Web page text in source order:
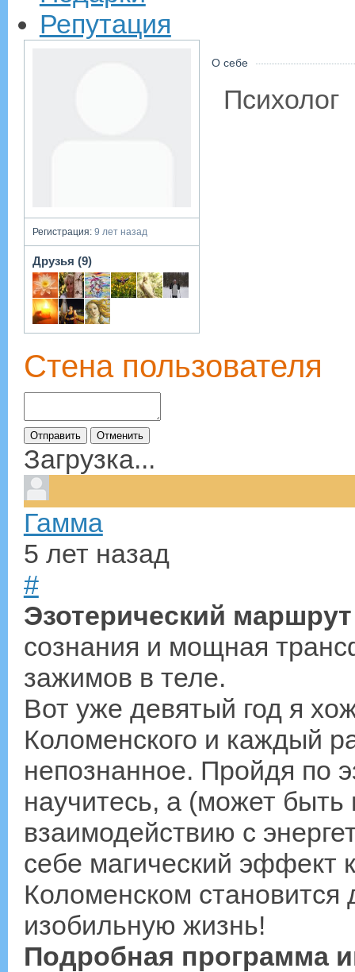
Репутация
Регистрация:9 лет назад
Друзья (9)
О себе
Психолог
Стена пользователя
Загрузка...
Гамма
5 лет назад
#
Эзотерический
сознания и мощная
зажимов в теле.
Вот уже девятый год я
Коломенского и каждый
непознанное. Пройдя по
научитесь, а (может
взаимодействию с
себе магический эффект
Коломенском
изобильную жизнь!
Подробная программа